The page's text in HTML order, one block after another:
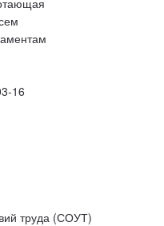
16
труда (СОУТ)